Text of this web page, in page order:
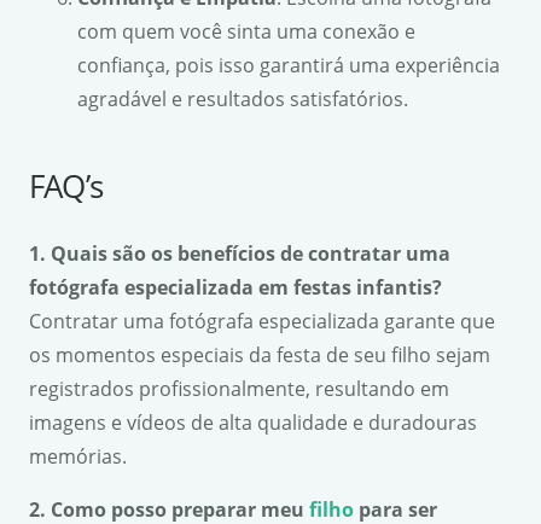
com quem você sinta uma conexão e
confiança, pois isso garantirá uma experiência
agradável e resultados satisfatórios.
FAQ’s
1. Quais são os benefícios de contratar uma
fotógrafa especializada em festas infantis?
Contratar uma fotógrafa especializada garante que
os momentos especiais da festa de seu filho sejam
registrados profissionalmente, resultando em
imagens e vídeos de alta qualidade e duradouras
memórias.
2. Como posso preparar meu filho para ser